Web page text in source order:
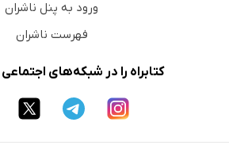
ورود به پنل ناشران
فهرست ناشران
کتابراه را در شبکه‌های